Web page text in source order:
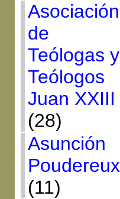
Asociación
de
Teólogas y
Teólogos
Juan XXIII
(28)
Asunción
Poudereux
(11)